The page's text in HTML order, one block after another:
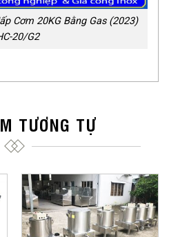
Cơm 20KG Bằng Gas (2023)
20/G2
TƯƠNG TỰ